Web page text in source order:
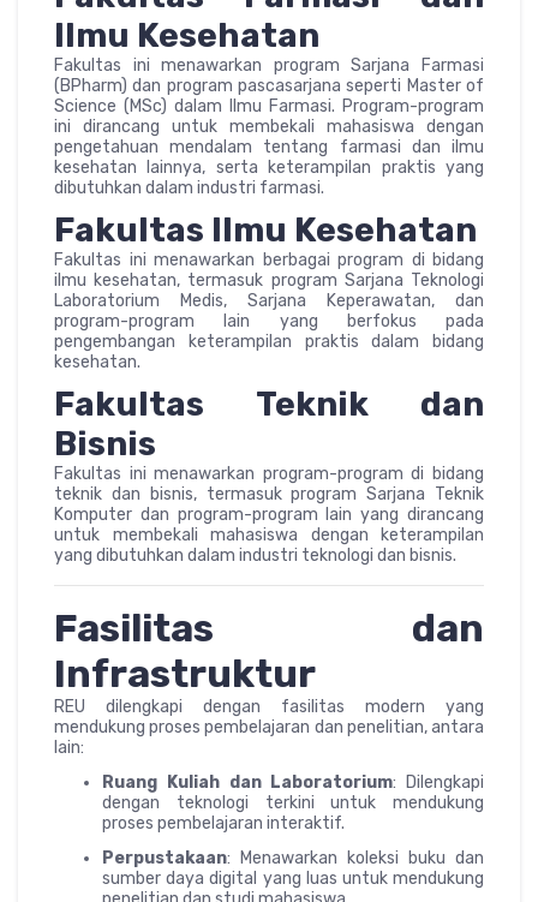
Ilmu Kesehatan
Fakultas ini menawarkan program Sarjana Farmasi
(BPharm) dan program pascasarjana seperti Master of
Science (MSc) dalam Ilmu Farmasi. Program-program
ini dirancang untuk membekali mahasiswa dengan
pengetahuan mendalam tentang farmasi dan ilmu
kesehatan lainnya, serta keterampilan praktis yang
dibutuhkan dalam industri farmasi.
Fakultas Ilmu Kesehatan
Fakultas ini menawarkan berbagai program di bidang
ilmu kesehatan, termasuk program Sarjana Teknologi
Laboratorium Medis, Sarjana Keperawatan, dan
program-program lain yang berfokus pada
pengembangan keterampilan praktis dalam bidang
kesehatan.
Fakultas Teknik dan
Bisnis
Fakultas ini menawarkan program-program di bidang
teknik dan bisnis, termasuk program Sarjana Teknik
Komputer dan program-program lain yang dirancang
untuk membekali mahasiswa dengan keterampilan
yang dibutuhkan dalam industri teknologi dan bisnis.
Fasilitas dan
Infrastruktur
REU dilengkapi dengan fasilitas modern yang
mendukung proses pembelajaran dan penelitian, antara
lain:
Ruang Kuliah dan Laboratorium: Dilengkapi
dengan teknologi terkini untuk mendukung
proses pembelajaran interaktif.
Perpustakaan: Menawarkan koleksi buku dan
sumber daya digital yang luas untuk mendukung